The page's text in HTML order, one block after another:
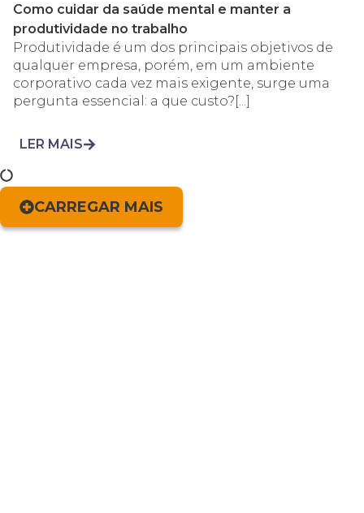
Como cuidar da saúde mental e manter a
produtividade no trabalho
Produtividade é um dos principais objetivos de
qualquer empresa, porém, em um ambiente
corporativo cada vez mais exigente, surge uma
pergunta essencial: a que custo?[...]
LER MAIS
CARREGAR MAIS